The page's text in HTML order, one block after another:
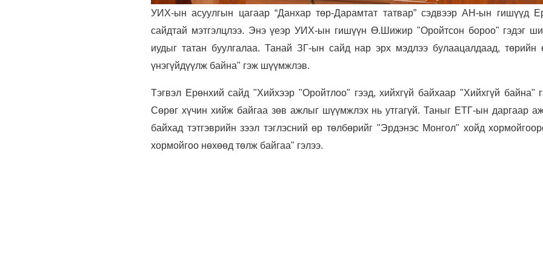
УИХ-ын асуулгын цагаар “Данхар төр-Дарамтат татвар” сэдвээр АН-ын гишүүд
сайдтай мэтгэлцлээ. Энэ үеэр УИХ-ын гишүүн Ө.Шижир "Оройтсон бороо" гэдэг
иудыг татан буулгалаа. Танай ЗГ-ын сайд нар эрх мэдлээ булаацалдаад, төрийн
үнэгүйдүүлж байна" гэж шүүмжлэв.
Тэгвэл Ерөнхий сайд "Хийхээр "Оройтлоо" гээд, хийхгүй байхаар "Хийхгүй байна"
Сөрөг хүчин хийж байгаа зөв ажлыг шүүмжлэх нь утгагүй. Таныг ЕТГ-ын даргаар
байхад тэтгэврийн зээл тэглэсний өр төлбөрийг "Эрдэнэс Монгол" хойд
хормойгоо нөхөөд төлж байгаа" гэлээ.